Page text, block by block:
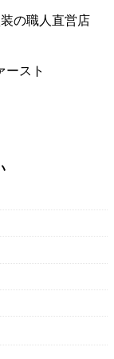
の職人直営店
ースト